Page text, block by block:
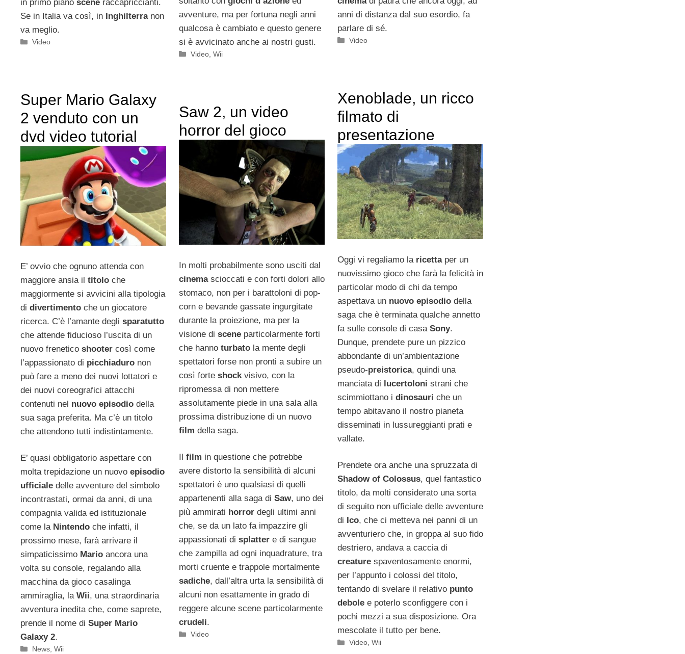
in primo piano scene raccapriccianti.
Se in Italia va così, in Inghilterra non
va meglio.
Categorie
Video
avventure, ma per fortuna negli anni
qualcosa è cambiato e questo genere
si è avvicinato anche ai nostri gusti.
Categorie
Video ,Wii
anni di distanza dal suo esordio, fa
parlare di sé.
Categorie
Video
Xenoblade, un ricco
filmato di
presentazione
Oggi vi regaliamo la ricetta per un
nuovissimo gioco che farà la felicità in
particolar modo di chi da tempo
aspettava un nuovo episodio della
saga che è terminata qualche annetto
fa sulle console di casa Sony.
Dunque, prendete pure un pizzico
abbondante di un’ambientazione
pseudo-preistorica, quindi una
manciata di lucertoloni strani che
scimmiottano i dinosauri che un
tempo abitavano il nostro pianeta
disseminati in lussureggianti prati e
vallate.
Prendete ora anche una spruzzata di
Shadow of Colossus, quel fantastico
titolo, da molti considerato una sorta
di seguito non ufficiale delle avventure
di Ico, che ci metteva nei panni di un
avventuriero che, in groppa al suo fido
destriero, andava a caccia di
creature spaventosamente enormi,
per l’appunto i colossi del titolo,
tentando di svelare il relativo punto
debolee poterlo sconfiggere con i
pochi mezzi a sua disposizione. Ora
mescolate il tutto per bene.
Categorie
Video,Wii
Super Mario Galaxy
2 venduto con un
dvd video tutorial
E’ ovvio che ognuno attenda con
maggiore ansia il titolo che
maggiormente si avvicini alla tipologia
di divertimento che un giocatore
ricerca. C’è l’amante degli sparatutto
che attende fiducioso l’uscita di un
nuovo frenetico shooter così come
l’appassionato di picchiaduro non
può fare a meno dei nuovi lottatori e
dei nuovi coreografici attacchi
contenuti nel nuovo episodio della
sua saga preferita. Ma c’è un titolo
che attendono tutti indistintamente.
E’ quasi obbligatorio aspettare con
molta trepidazione un nuovo episodio
ufficiale delle avventure del simbolo
incontrastati, ormai da anni, di una
compagnia valida ed istituzionale
come la Nintendo che infatti, il
prossimo mese, farà arrivare il
simpaticissimo Mario ancora una
volta su console, regalando alla
macchina da gioco casalinga
ammiraglia, la Wii, una straordinaria
avventura inedita che, come saprete,
prende il nome di Super Mario
Galaxy 2.
Categorie
News ,Wii
Saw 2, un video
horror del gioco
In molti probabilmente sono usciti dal
cinema scioccati e con forti dolori allo
stomaco, non per i barattoloni di pop-
corn e bevande gassate ingurgitate
durante la proiezione, ma per la
visione di scene particolarmente forti
che hanno turbato la mente degli
spettatori forse non pronti a subire un
così forte shock visivo, con la
ripromessa di non mettere
assolutamente piede in una sala alla
prossima distribuzione di un nuovo
film della saga.
film in questione che potrebbe
avere distorto la sensibilità di alcuni
spettatori è uno qualsiasi di quelli
appartenenti alla saga di Saw, uno dei
più ammirati horror degli ultimi anni
che, se da un lato fa impazzire gli
appassionati di splatter e di sangue
che zampilla ad ogni inquadrature, tra
morti cruente e trappole mortalmente
sadiche, dall’altra urta la sensibilità di
alcuni non esattamente in grado di
reggere alcune scene particolarmente
crudeli.
Categorie
Video